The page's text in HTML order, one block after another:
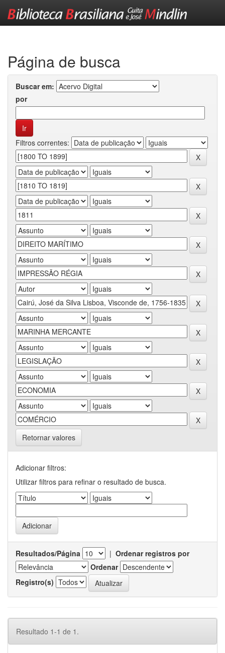
Página de busca
Buscar em:
por
Filtros correntes:
Retornar valores
Adicionar filtros:
Utilizar filtros para refinar o resultado de busca.
Resultados/Página | Ordenar registros por
Ordenar
Registro(s)
Resultado 1-1 de 1.